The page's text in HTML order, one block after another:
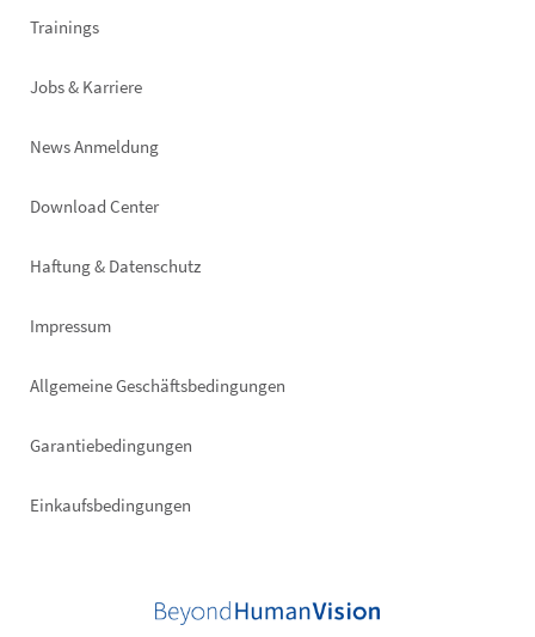
Trainings
Jobs & Karriere
News Anmeldung
Footer
Download Center
Haftung & Datenschutz
Impressum
Allgemeine Geschäftsbedingungen
Garantiebedingungen
Einkaufsbedingungen